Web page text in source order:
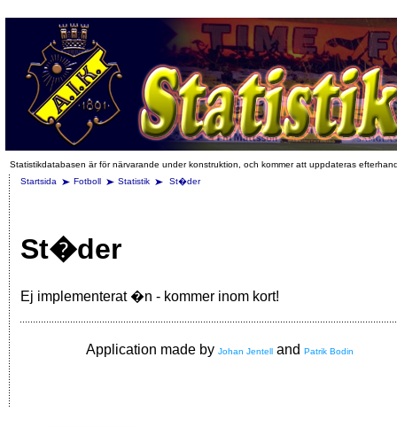
Statistikdatabasen är för närvarande under konstruktion, och kommer att uppdateras
Startsida
Fotboll Statistik St�der
St�der
Ej implementerat �n - kommer inom kort!
Application made by Johan Jentell and Patrik Bodin